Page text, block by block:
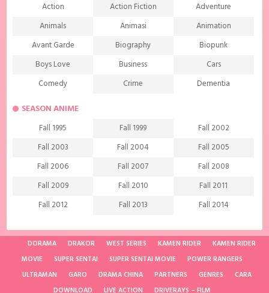
Action Action Fiction
Adventure
Animals
Animasi
Animation
Avant Garde
Biography
Biopunk
Boys Love
Business
Cars
Comedy
Crime
Dementia
Demons
Drama
Ecchi
Extreme sports
Family
Fantasy
Food
Friendship
Game
Gourmet
Harem
Historical
History
Horror
Investigation
Josei
Magic
Manga
Martial Arts
Mature
Mecha
Medical
Medieval fantasy
Melodrama
Military
SEASON ANIME
Fall 1995 Fall 1999
Fall 2002
Fall 2003
Fall 2004
Fall 2005
Fall 2006
Fall 2007
Fall 2008
Fall 2009
Fall 2010
Fall 2011
Fall 2012
Fall 2013
Fall 2014
Fall 2018
Fall 2019
Fall 2020
Fall 2021
Spring 1997
Spring 1998
DORAMA DRAKOR WEST SERIES KAMEN RIDER
KAMEN RIDER
MOVIE
SUPER SENTAI SUPER SENTAI MOVIE
POWER RANGERS
ULTRAMAN
GARO DRAMA CHINA PARTNERS GENRES
CARA
DOWNLOAD
LIVE ACTION DRIVERAYS – FILM